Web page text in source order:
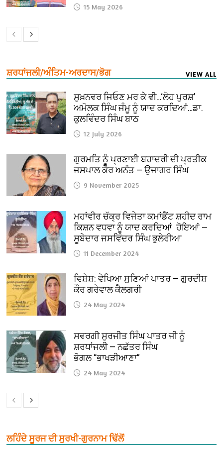
15 May 2026
ਸ਼ਰਧਾਂਜਲੀ/ਅੰਤਿਮ-ਅਰਦਾਸ/ਭੋਗ VIEW ALL
ਸੁਖ਼ਨਵਰ ਜਿਓਣ ਮਰ ਕੇ ਵੀ…‘ਲੋਹ ਪੁਰਸ਼’
ਅਮੋਲਕ ਸਿੰਘ ਜੰਮੂ ਨੂੰ ਯਾਦ ਕਰਦਿਆਂ…ਡਾ.
ਕੁਲਵਿੰਦਰ ਸਿੰਘ ਬਾਠ
12 July 2026
ਗੁਰਮਤਿ ਨੂੰ ਪ੍ਰਣਾਈ ਬਹਾਦਰੀ ਦੀ ਪ੍ਰਤੀਕ
ਜਸਪਾਲ ਕੌਰ ਅਨੰਤ — ਉਜਾਗਰ ਸਿੰਘ
9 November 2025
ਮਹਾਂਵੀਰ ਚੱਕ੍ਰ ਵਿਜੇਤਾ ਕਮਾਂਡੈਂਟ ਸ਼ਹੀਦ ਰਾਮ
ਕਿਸ਼ਨ ਵਧਵਾ ਨੂੰ ਯਾਦ ਕਰਦਿਆਂ ਹੋਇਆਂ —
ਸੂਬੇਦਾਰ ਜਸਵਿੰਦਰ ਸਿੰਘ ਭੁਲੇਰੀਆ
11 December 2024
ਵਿਸ਼ੇਸ਼: ਵੇਖਿਆ ਸੁਣਿਆਂ ਪਾਤਰ — ਗੁਰਦੀਸ਼
ਕੌਰ ਗਰੇਵਾਲ ਕੈਲਗਰੀ
24 May 2024
ਸਵਰਗੀ ਸੁਰਜੀਤ ਸਿੰਘ ਪਾਤਰ ਜੀ ਨੂੰ
ਸ਼ਰਧਾਂਜਲੀ — ਨਛੱਤਰ ਸਿੰਘ
ਭੋਗਲ “ਭਾਖੜੀਆਣਾ”
24 May 2024
ਲਹਿੰਦੇ ਸੂਰਜ ਦੀ ਸੁਰਖੀ-ਗੁਰਨਾਮ ਢਿੱਲੋਂ